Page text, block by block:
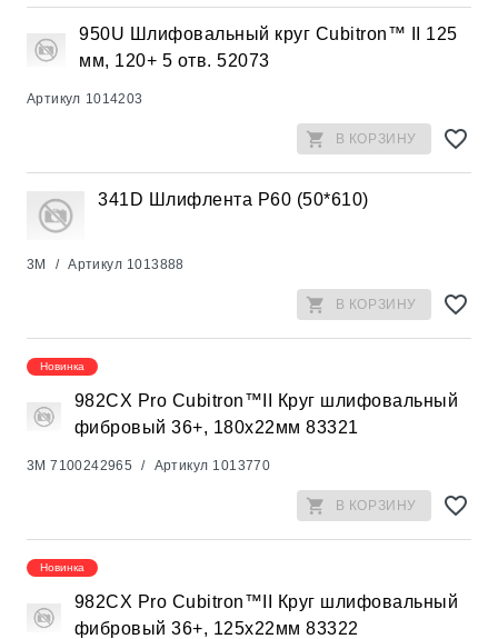
950U Шлифовальный круг Cubitron™ II 125
мм, 120+ 5 отв. 52073
Артикул 1014203
В КОРЗИНУ
341D Шлифлента Р60 (50*610)
3M / Артикул 1013888
В КОРЗИНУ
Новинка
982CX Pro Cubitron™II Круг шлифовальный
фибровый 36+, 180x22мм 83321
3M 7100242965 / Артикул 1013770
В КОРЗИНУ
Новинка
982CX Pro Cubitron™II Круг шлифовальный
фибровый 36+, 125x22мм 83322